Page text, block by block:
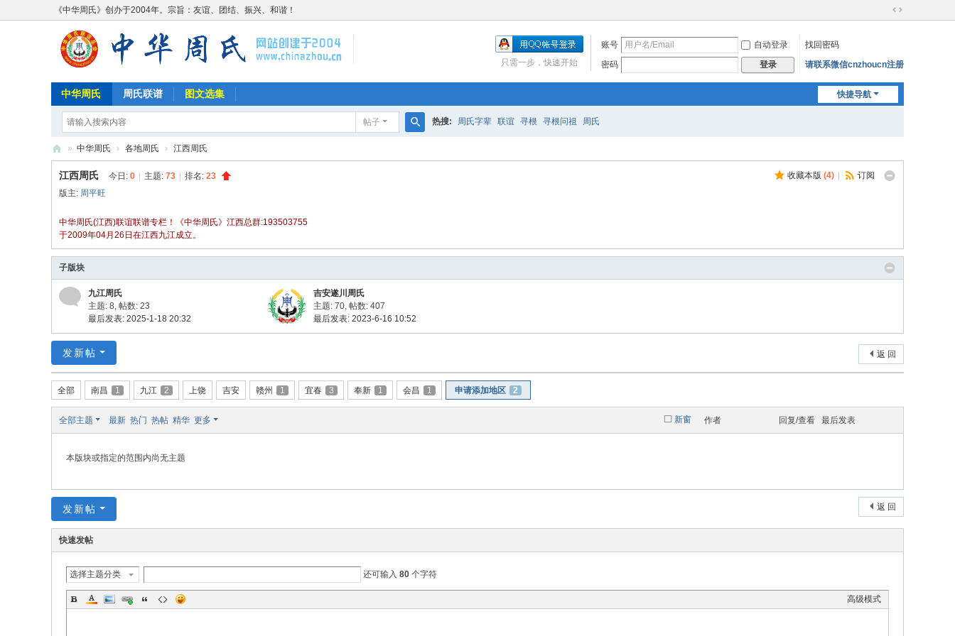
《中华周氏》创办于2004年。宗旨：友谊、团结、振兴、和谐！
切
宽
账号 自动登录
找回密码
密码
登录 请联系微信cnzhoucn注册
只需一步，快速开始
快捷导航
中华周氏 周氏联谱 图文选集
帖子
索
热搜: 周氏字辈 联谊 寻根 寻根问祖 周氏
《
中
周
氏
》
w
w.
in
az
ho
u.
旨
：
友
» 中华周氏 › 各地周氏 › 江西周氏
收藏本版 (4) 订阅
江西周氏 今日: 0 主题: 73 排名: 23
版主: 周平旺
中华周氏(江西)联谊联谱专栏！《中华周氏》江西总群:193503755
于2009年04月26日在江西九江成立。
子版块
九江周氏
主题: 8, 帖数: 23
最后发表: 2025-1-18 20:32
吉安遂川周氏
主题: 70, 帖数: 407
最后发表: 2023-6-16 10:52
返 回
发新帖
全部 南昌 1 九江 2 上饶 吉安 赣州 1 宜春 3 奉新 1 会昌 1 申请添加地区 2
新窗
全部主题 最新 热门 热帖 精华 更多 作者 回复/查看 最后发表
本版块或指定的范围内尚无主题
返 回
发新帖
快速发帖
选择主题分类 还可输入 80 个字符
高级模式